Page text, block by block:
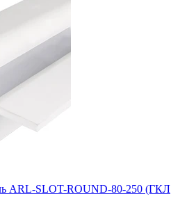
ARL-SLOT-ROUND-80-250 (ГКЛ